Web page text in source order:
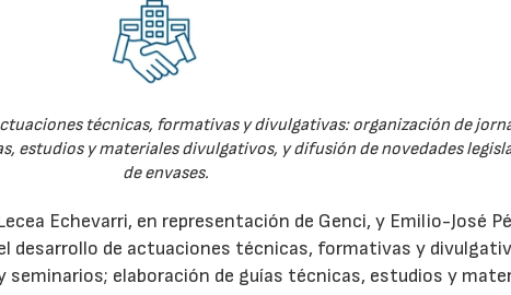
técnicas, formativas y divulgativas: organización de
estudios y materiales divulgativos, y difusión de novedades
de envases.
Echevarri, en representación de Genci, y Emilio-José
desarrollo de actuaciones técnicas, formativas y
seminarios; elaboración de guías técnicas, estudios y